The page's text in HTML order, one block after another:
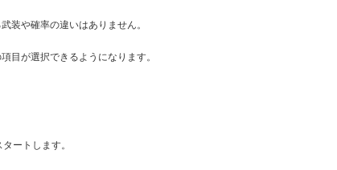
装や確率の違いはありません。
目が選択できるようになります。
ートします。